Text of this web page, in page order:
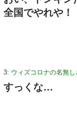
全国でやれや！
3: ウィズコロナの名無し
すっくな…